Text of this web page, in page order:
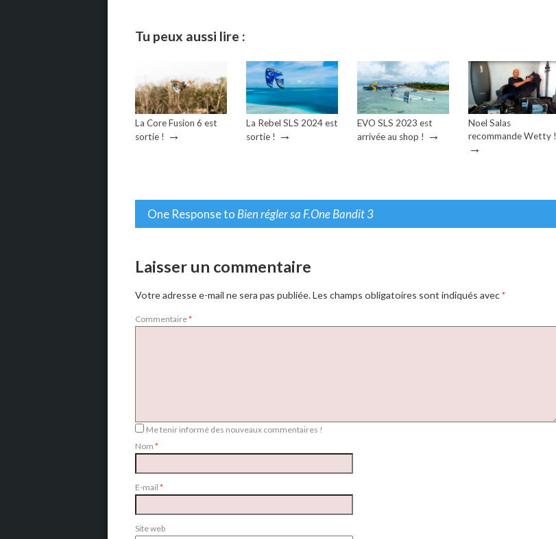
Tu peux aussi lire :
La Core Fusion 6 est
sortie ! →
La Rebel SLS 2024 est
sortie ! →
EVO SLS 2023 est
arrivée au shop ! →
Noel Salas
recommande Wetty !
→
One Response toBien régler sa F.One Bandit 3
Laisser un commentaire
Votre adresse e-mail ne sera pas publiée.Les champs obligatoires sont indiqués avec*
Commentaire*
Me tenir informé des nouveaux commentaires !
Nom *
E-mail *
Site web